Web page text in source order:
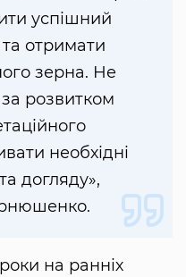
успішний
отримати
зерна. Не
розвитком
необхідні
догляду»,
на ранніх